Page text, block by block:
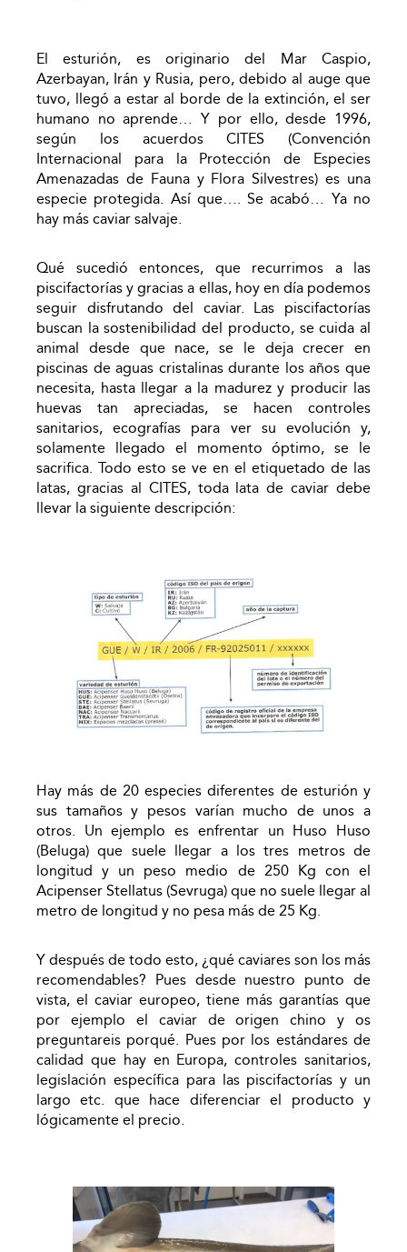
El esturión, es originario del Mar Caspio,
Azerbayan, Irán y Rusia, pero, debido al auge que
tuvo, llegó a estar al borde de la extinción, el ser
humano no aprende… Y por ello, desde 1996,
según los acuerdos CITES (Convención
Internacional para la Protección de Especies
Amenazadas de Fauna y Flora Silvestres) es una
especie protegida. Así que…. Se acabó… Ya no
hay más caviar salvaje.
Qué sucedió entonces, que recurrimos a las
piscifactorías y gracias a ellas, hoy en día podemos
seguir disfrutando del caviar. Las piscifactorías
buscan la sostenibilidad del producto, se cuida al
animal desde que nace, se le deja crecer en
piscinas de aguas cristalinas durante los años que
necesita, hasta llegar a la madurez y producir las
huevas tan apreciadas, se hacen controles
sanitarios, ecografías para ver su evolución y,
solamente llegado el momento óptimo, se le
sacrifica. Todo esto se ve en el etiquetado de las
latas, gracias al CITES, toda lata de caviar debe
llevar la siguiente descripción:
Hay más de 20 especies diferentes de esturión y
sus tamaños y pesos varían mucho de unos a
otros. Un ejemplo es enfrentar un Huso Huso
(Beluga) que suele llegar a los tres metros de
longitud y un peso medio de 250 Kg con el
Acipenser Stellatus (Sevruga) que no suele llegar al
metro de longitud y no pesa más de 25 Kg.
Y después de todo esto, ¿qué caviares son los más
recomendables? Pues desde nuestro punto de
vista, el caviar europeo, tiene más garantías que
por ejemplo el caviar de origen chino y os
preguntareis porqué. Pues por los estándares de
calidad que hay en Europa, controles sanitarios,
legislación específica para las piscifactorías y un
largo etc. que hace diferenciar el producto y
lógicamente el precio.